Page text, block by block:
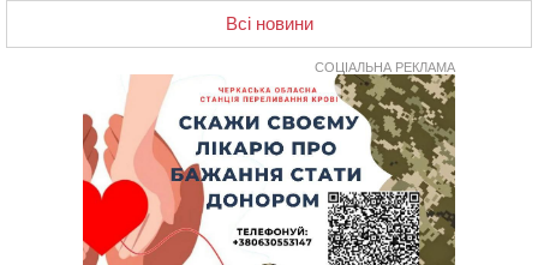
Черкасах відкрили спортивно-реабілітаційний центр
15:05 На Звенигородщині, попри заборону міськради,
У Каневі аномальна спека призвела до перебоїв у
роботі електромереж та комунальних служб
На Черкащині намолотили перший мільйон тонн
зерна нового врожаю
На Кам’янщині сталася масштабна пожежа
сміттєзвалища
Всі новини
СОЦІАЛЬНА РЕКЛАМА